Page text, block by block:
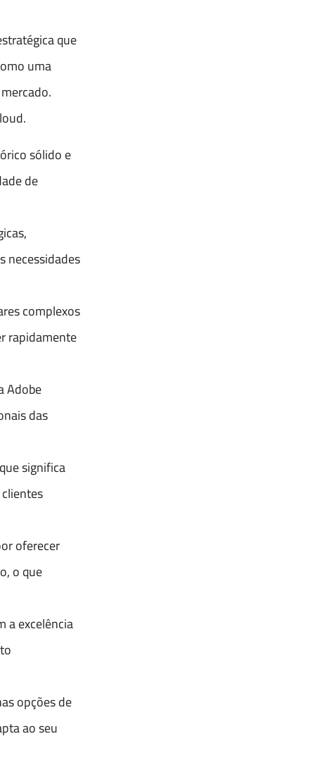
que
uma
sólido e
de
necessidades
complexos
rapidamente
Adobe
das
significa
oferecer
o que
a excelência
opções de
ao seu